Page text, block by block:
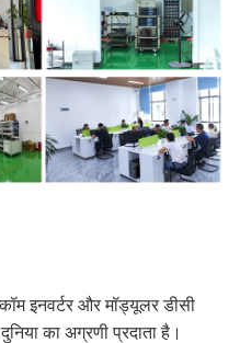
इनवर्टर और मॉड्यूलर डीसी
का अग्रणी प्रदाता है।